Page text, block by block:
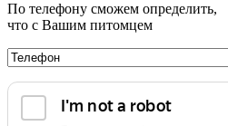
По телефону сможем определить,
что с Вашим питомцем